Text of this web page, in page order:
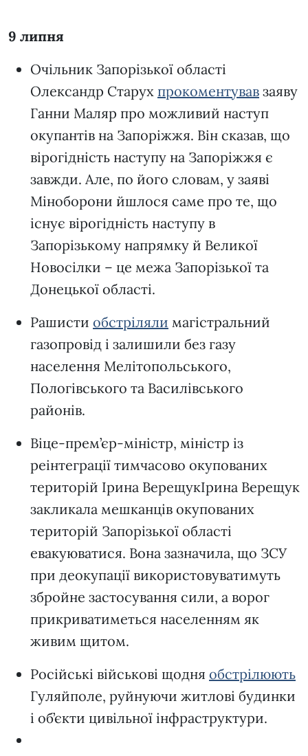
9 липня
Очільник Запорізької області
Олександр Старух прокоментував заяву
Ганни Маляр про можливий наступ
окупантів на Запоріжжя. Він сказав, що
вірогідність наступу на Запоріжжя є
завжди. Але, по його словам, у заяві
Міноборони йшлося саме про те, що
існує вірогідність наступу в
Запорізькому напрямку й Великої
Новосілки – це межа Запорізької та
Донецької області.
Рашисти обстріляли магістральний
газопровід і залишили без газу
населення Мелітопольського,
Пологівського та Василівського
районів.
Віце-прем’єр-міністр, міністр із
реінтеграції тимчасово окупованих
територій Ірина ВерещукІрина Верещук
закликала мешканців окупованих
територій Запорізької області
евакуюватися. Вона зазначила, що ЗСУ
при деокупації використовуватимуть
збройне застосування сили, а ворог
прикриватиметься населенням як
живим щитом.
Російські військові щодня обстрілюють
Гуляйполе, руйнуючи житлові будинки
і об’єкти цивільної інфраструктури.